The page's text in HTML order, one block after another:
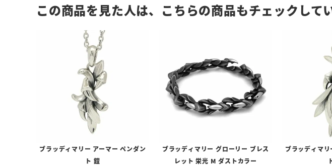
この商品を見た人は、こちらの商品もチェックして
ブラッディマリー アーマー ペンダン
ト 鎧
ブラッディマリー グローリー ブレス
レット 栄光 M ダストカラー
ブラッディマ